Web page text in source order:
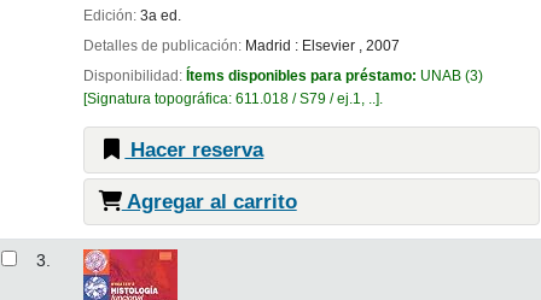
Edición: 3a ed.
Detalles de publicación: Madrid : Elsevier , 2007
Disponibilidad: Ítems disponibles para préstamo: UNAB(3)
Signatura topográfica: 611.018 / S79 / ej.1, .. .
Hacer reserva
Agregar al carrito
3.